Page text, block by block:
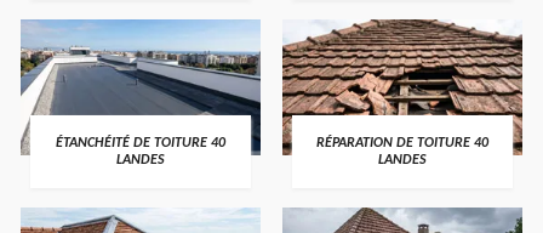
ÉTANCHÉITÉ DE TOITURE 40
LANDES
RÉPARATION DE TOITURE 40
LANDES